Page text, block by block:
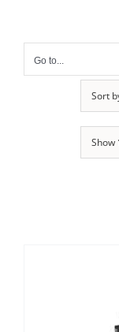
contentGo to...
Sort
Show